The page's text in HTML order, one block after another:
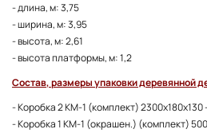
- длина, м: 3,75
- ширина, м: 3,95
- высота, м: 2,61
- высота платформы, м: 1,2
Состав, размеры упаковки деревянной
- Коробка 2 КМ-1 (комплект) 2300х180х130
- Коробка 1 КМ-1 (окрашен.) (комплект)